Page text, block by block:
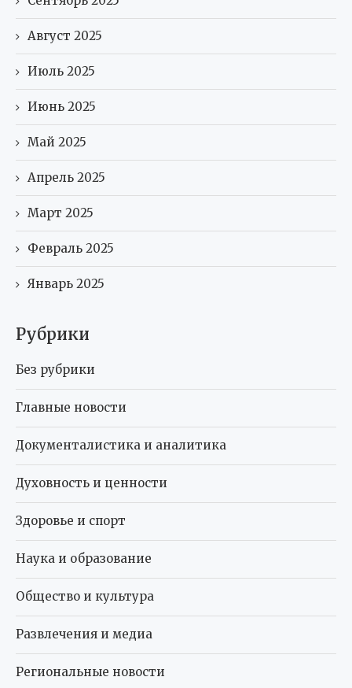
Август 2025
Июль 2025
Июнь 2025
Май 2025
Апрель 2025
Март 2025
Февраль 2025
Январь 2025
Рубрики
Без рубрики
Главные новости
Документалистика и аналитика
Духовность и ценности
Здоровье и спорт
Наука и образование
Общество и культура
Развлечения и медиа
Региональные новости